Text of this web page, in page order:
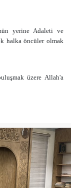
yerine Adaleti ve
halka öncüler olmak
üzere Allah'a